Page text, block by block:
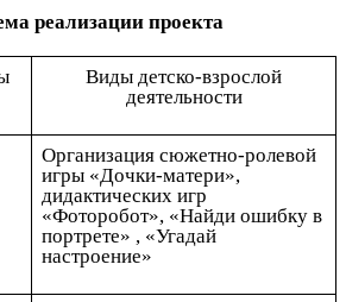
реализации проекта
Виды детско-взрослой
деятельности
Организация сюжетно-ролевой
игры «Дочки-матери»,
дидактических игр
«Фоторобот», «Найди ошибку в
портрете» , «Угадай
настроение»